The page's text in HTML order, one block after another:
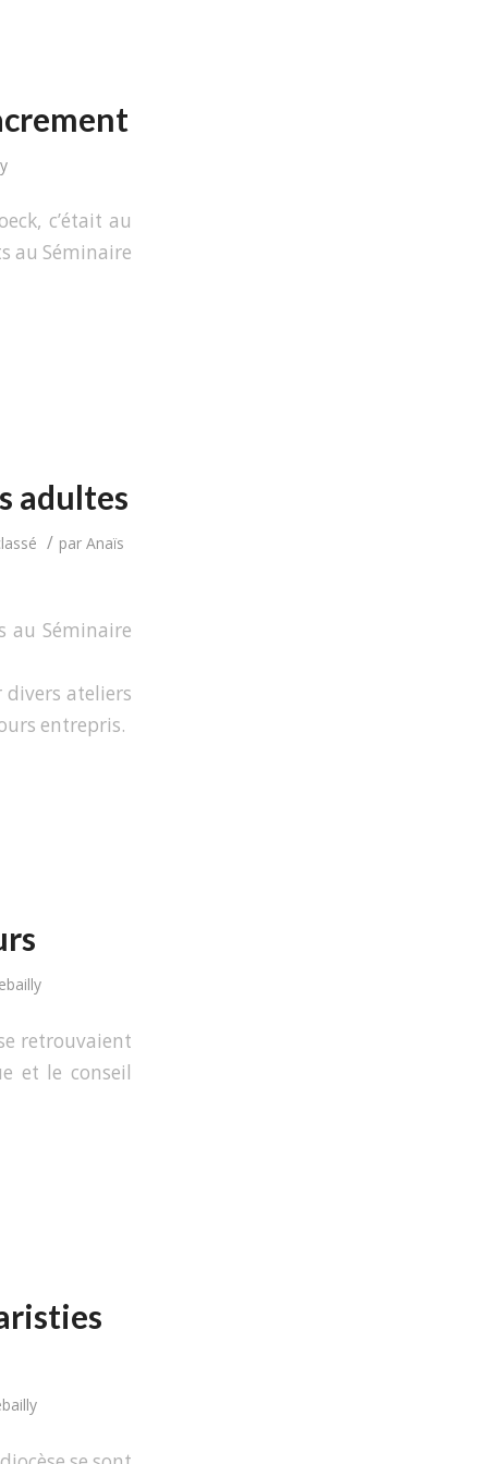
c’était au
au Séminaire
adultes
/ par Anaïs
au Séminaire
divers ateliers
entrepris.
retrouvaient
et le conseil